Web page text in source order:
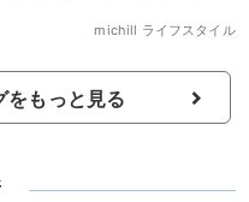
michill ライフスタイル
をもっと見る